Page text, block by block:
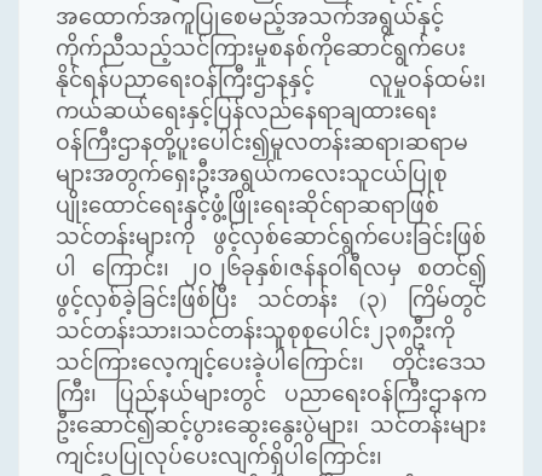
အထောက်အကူပြုစေမည့်အသက်အရွယ်နှင့်
ကိုက်ညီသည့်သင်ကြားမှုစနစ်ကိုဆောင်ရွက်ပေး
နိုင်ရန်ပညာရေးဝန်ကြီးဌာနနှင့် လူမှုဝန်ထမ်း၊
ကယ်ဆယ်ရေးနှင့်ပြန်လည်နေရာချထားရေး
ဝန်ကြီးဌာနတို့ပူးပေါင်း၍မူလတန်းဆရာ၊ဆရာမ
များအတွက်ရှေးဦးအရွယ်ကလေးသူငယ်ပြုစု
ပျိုးထောင်ရေးနှင့်ဖွံ့ဖြိုးရေးဆိုင်ရာဆရာဖြစ်
သင်တန်းများကို ဖွင့်လှစ်ဆောင်ရွက်ပေးခြင်းဖြစ်
ပါ ကြောင်း၊ ၂၀၂၆ခုနှစ်၊ဇန်နဝါရီလမှ စတင်၍
ဖွင့်လှစ်ခဲ့ခြင်းဖြစ်ပြီး သင်တန်း (၃) ကြိမ်တွင်
သင်တန်းသား၊သင်တန်းသူစုစုပေါင်း၂၃၈ဦးကို
သင်ကြားလေ့ကျင့်ပေးခဲ့ပါကြောင်း၊ တိုင်းဒေသ
ကြီး၊ ပြည်နယ်များတွင် ပညာရေးဝန်ကြီးဌာနက
ဦးဆောင်၍ဆင့်ပွားဆွေးနွေးပွဲများ၊ သင်တန်းများ
ကျင်းပပြုလုပ်ပေးလျက်ရှိပါကြောင်း၊